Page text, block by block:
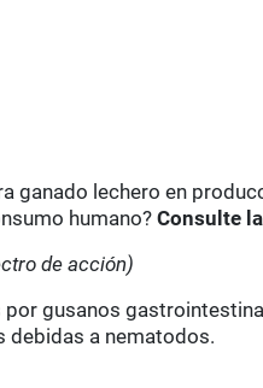
ganado lechero en
humano?Consulte
de acción)
por gusanos
debidas a nematodos.